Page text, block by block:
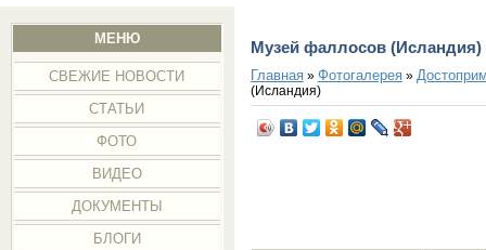
МЕНЮ
СВЕЖИЕ НОВОСТИ
СТАТЬИ
ФОТО
ВИДЕО
ДОКУМЕНТЫ
БЛОГИ
Музей фаллосов
Главная» Фотогалерея»
(Исландия)